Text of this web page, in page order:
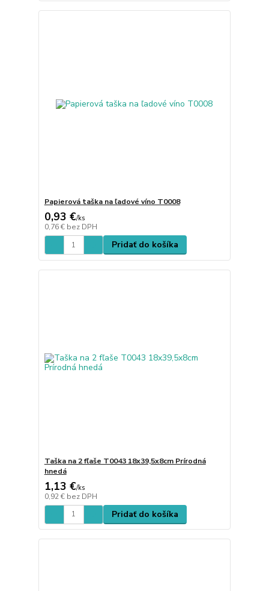
Papierová taška na ľadové víno T0008
0,93 €/ks
0,76 € bez DPH
Pridať do košíka
Taška na 2 fľaše T0043 18x39,5x8cm Prírodná
hnedá
1,13 €/ks
0,92 € bez DPH
Pridať do košíka